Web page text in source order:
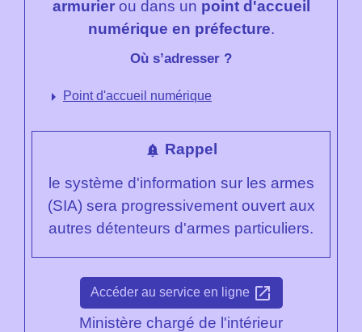
armurierou dans un point d'accueil
numérique en préfecture.
Où s’adresser ?
arrow_right Point d'accueil numérique
notification_important Rappel
le système d'information sur les armes
(SIA) sera progressivement ouvert aux
autres détenteurs d'armes particuliers.
Accéder au service en ligne open_in_new
Ministère chargé de l'intérieur